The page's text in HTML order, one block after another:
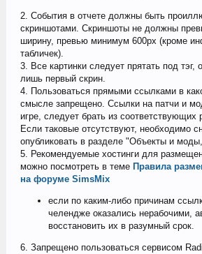
2. События в отчете должны быть
скриншотами. Скриншоты не должны
ширину, превью минимум 600рх (кроме
табличек).
3. Все картинки следует прятать под тэг,
лишь первый скрин.
4. Пользоваться прямыми ссылками в
смысле запрещено. Ссылки на патчи и
игре, следует брать из соответствующих
Если таковые отсутствуют, необходимо
опубликовать в разделе "Объекты и
5. Рекомендуемые хостинги для
можно посмотреть в теме Правила
на форуме SimsMix
если по каким-либо причинам
челендже оказались нерабочими,
восстановить их в разумный срок.
6. Запрещено пользоваться сервисом